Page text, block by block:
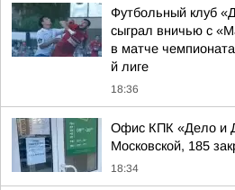
Футбольный клуб
сыграл вничью с
в матче
й лиге
18:36
Офис КПК «Дело и
Московской, 185
18:34